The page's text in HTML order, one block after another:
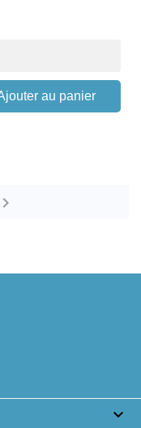
au panier
